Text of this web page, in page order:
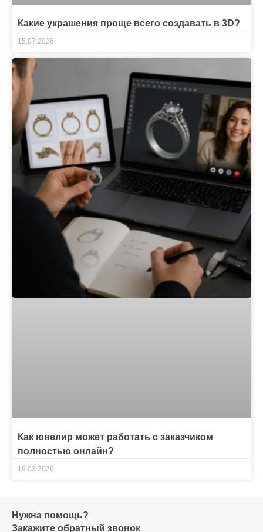
Какие украшения проще всего создавать в 3D?
15.07.2026
Как ювелир может работать с заказчиком
полностью онлайн?
19.03.2026
Нужна помощь?
Закажите обратный звонок